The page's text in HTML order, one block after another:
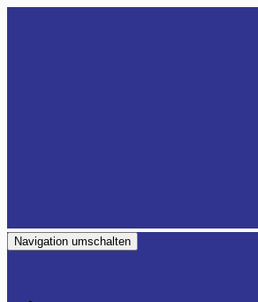
Navigation umschalten